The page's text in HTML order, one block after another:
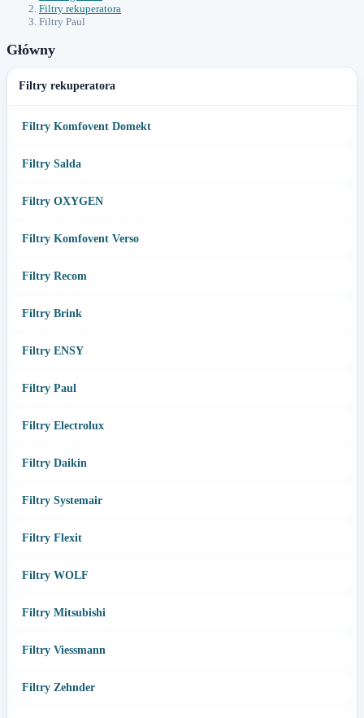
Filtry rekuperatora
Filtry Paul
Główny
Filtry rekuperatora
Filtry Komfovent Domekt
Filtry Salda
Filtry OXYGEN
Filtry Komfovent Verso
Filtry Recom
Filtry Brink
Filtry ENSY
Filtry Paul
Filtry Electrolux
Filtry Daikin
Filtry Systemair
Filtry Flexit
Filtry WOLF
Filtry Mitsubishi
Filtry Viessmann
Filtry Zehnder